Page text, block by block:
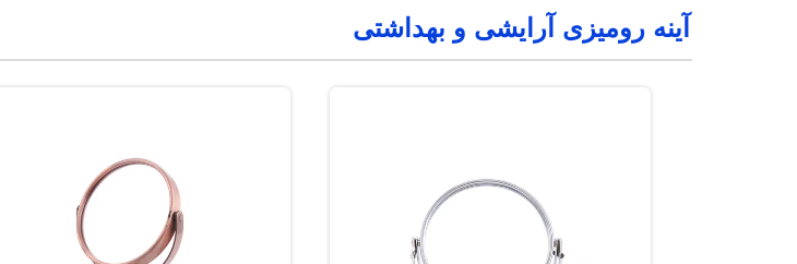
آینه رومیزی آرایشی و بهداشتی